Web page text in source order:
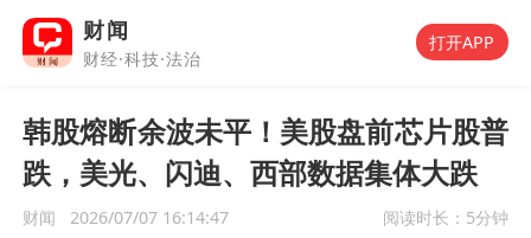
财闻
财经·科技·法治
打开APP
韩股熔断余波未平！美股盘前芯片股普
跌，美光、闪迪、西部数据集体大跌
财闻 2026/07/07 16:14:47 阅读时长： 5分钟